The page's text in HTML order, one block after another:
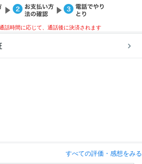
話時間に応じて、通話後に決済されます
すべての評価・感想をみる